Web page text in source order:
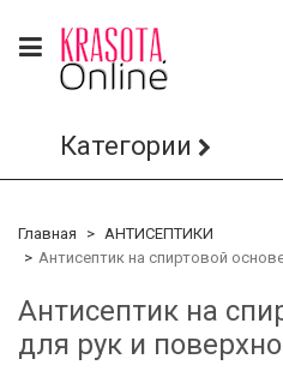
Категории
Главная
АНТИСЕПТИКИ
Антисептик на спиртовой
Антисептик на
для рук и